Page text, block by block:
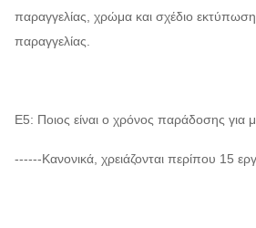
παραγγελίας, χρώμα και σχέδιο
παραγγελίας.
Ε5: Ποιος είναι ο χρόνος παράδοσης για
------Κανονικά, χρειάζονται περίπου 15